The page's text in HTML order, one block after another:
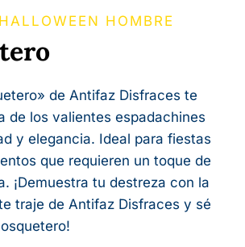
HOMBRE
de Antifaz Disfraces te
de los valientes espadachines
y elegancia. Ideal para fiestas
que requieren un toque de
¡Demuestra tu destreza con la
traje de Antifaz Disfraces y sé